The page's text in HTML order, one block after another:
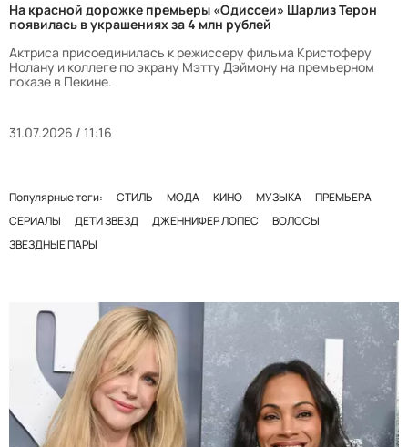
На красной дорожке премьеры «Одиссеи» Шарлиз Терон
появилась в украшениях за 4 млн рублей
Актриса присоединилась к режиссеру фильма Кристоферу
Нолану и коллеге по экрану Мэтту Дэймону на премьерном
показе в Пекине.
31.07.2026 / 11:16
Популярные теги: СТИЛЬ МОДА КИНО МУЗЫКА
ПРЕМЬЕРА
СЕРИАЛЫ
ДЕТИ ЗВЕЗД ДЖЕННИФЕР ЛОПЕС
ВОЛОСЫ
ЗВЕЗДНЫЕ ПАРЫ